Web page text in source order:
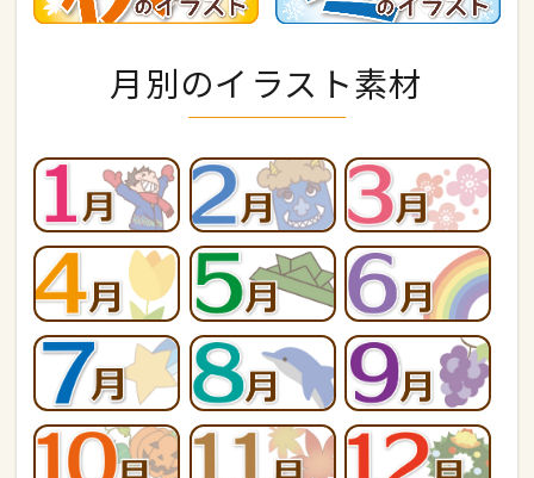
月別のイラスト素材